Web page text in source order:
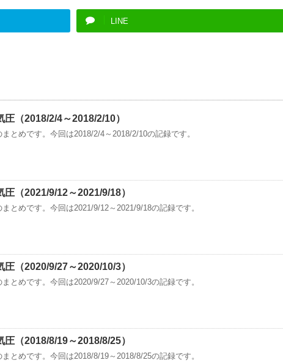
LINE
圧（2018/2/4～2018/2/10）
とめです。今回は2018/2/4～2018/2/10の記録です。
圧（2021/9/12～2021/9/18）
とめです。今回は2021/9/12～2021/9/18の記録です。
圧（2020/9/27～2020/10/3）
とめです。今回は2020/9/27～2020/10/3の記録です。
圧（2018/8/19～2018/8/25）
とめです。今回は2018/8/19～2018/8/25の記録です。